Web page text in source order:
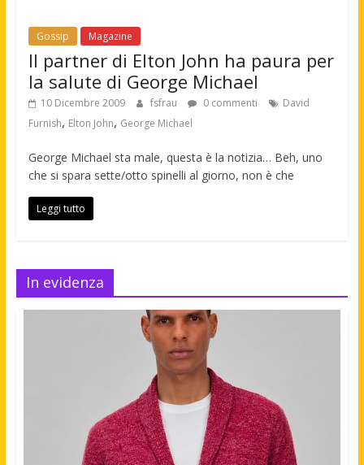
Gossip Magazine
Il partner di Elton John ha paura per
la salute di George Michael
10 Dicembre 2009 fsfrau 0 commenti
David
Furnish, Elton John, George Michael
George Michael sta male, questa è la notizia… Beh, uno
che si spara sette/otto spinelli al giorno, non è che
Leggi tutto
In evidenza